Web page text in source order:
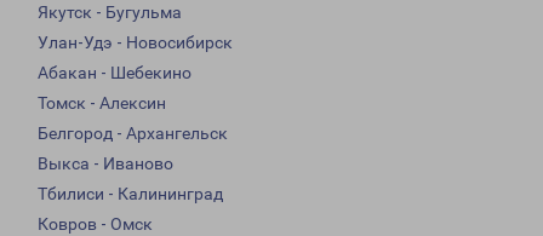
Якутск - Бугульма
Улан-Удэ - Новосибирск
Абакан - Шебекино
Томск - Алексин
Белгород - Архангельск
Выкса - Иваново
Тбилиси - Калининград
Ковров - Омск